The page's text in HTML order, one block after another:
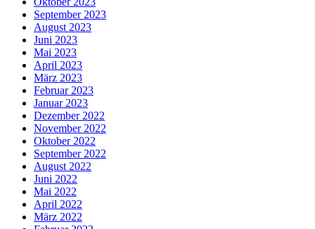
September 2023
August 2023
Juni 2023
Mai 2023
April 2023
März 2023
Februar 2023
Januar 2023
Dezember 2022
November 2022
Oktober 2022
September 2022
August 2022
Juni 2022
Mai 2022
April 2022
März 2022